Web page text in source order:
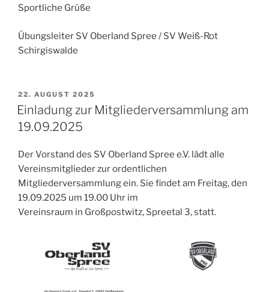
Sportliche Grüße
Übungsleiter SV Oberland Spree / SV Weiß-Rot
Schirgiswalde
VERÖFFENTLICHT
AM
22. AUGUST 2025
Einladung zur Mitgliederversammlung am
19.09.2025
Der Vorstand des SV Oberland Spree e.V. lädt alle
Vereinsmitglieder zur ordentlichen
Mitgliederversammlung ein. Sie findet am Freitag, den
19.09.2025 um 19.00 Uhr im
Vereinsraum in Großpostwitz, Spreetal 3, statt.